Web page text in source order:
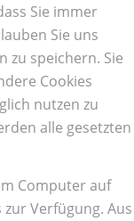
Sie immer
Sie uns
zu speichern. Sie
Cookies
nutzen zu
alle gesetzten
Computer auf
Verfügung. Aus